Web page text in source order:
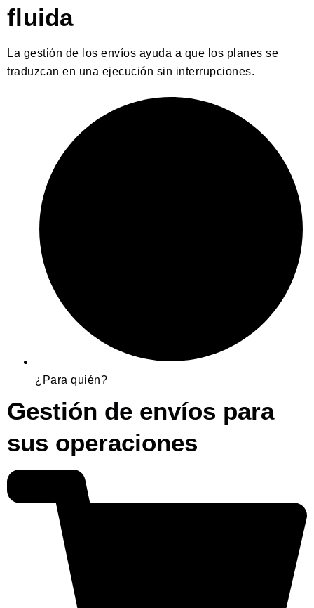
fluida
La gestión de los envíos ayuda a que los planes se
traduzcan en una ejecución sin interrupciones.
¿Para quién?
Gestión de envíos para
sus operaciones